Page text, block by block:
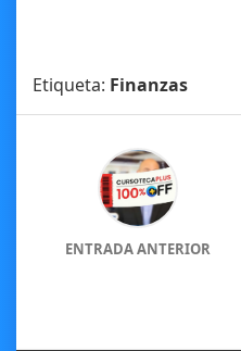
Etiqueta: Finanzas
ENTRADA ANTERIOR